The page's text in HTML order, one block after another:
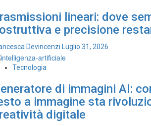
lineari: dove
e precisione
Devincenzi Luglio 31, 2026
Tecnologia
di immagini AI:
a immagine sta
digitale